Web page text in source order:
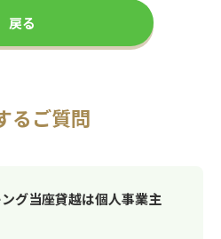
戻る
るご質問
グ当座貸越は個人事業主